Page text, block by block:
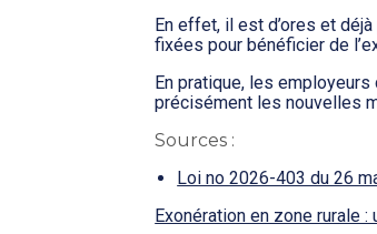
En effet, il est d’ores et
fixées pour bénéficier de
En pratique, les
précisément les nouvelles
Sources :
Loi no 2026-403 du 26
Exonération en zone rurale